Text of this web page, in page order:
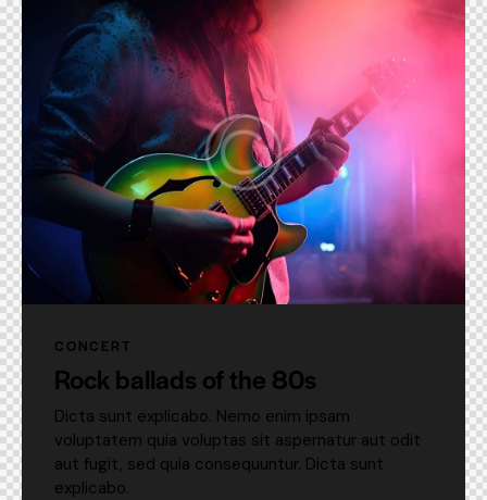
CONCERT
Rock ballads of the 80s
Dicta sunt explicabo. Nemo enim ipsam
voluptatem quia voluptas sit aspernatur aut odit
aut fugit, sed quia consequuntur. Dicta sunt
explicabo.